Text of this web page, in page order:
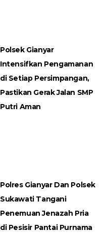
Polsek Gianyar
Intensifkan Pengamanan
di Setiap Persimpangan,
Pastikan Gerak Jalan SMP
Putri Aman
Polres Gianyar Dan Polsek
Sukawati Tangani
Penemuan Jenazah Pria
di Pesisir Pantai Purnama